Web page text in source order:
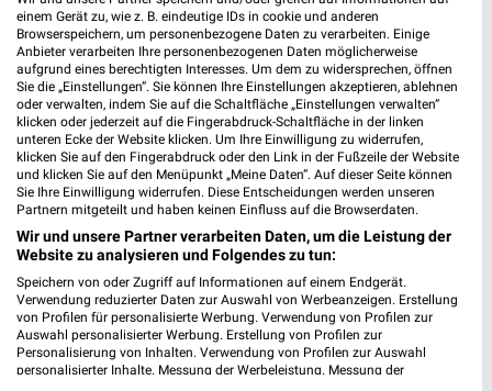
ALDI SÜD Prospekt für Frankfurt (Main)
ab Mo. den 10.08.
Gültig von 10. Aug. bis 15. Aug.
📅 Kalendereintrag erstellen
PROSPEKT BLÄTTERN
ANGEBOTE AB FREITAG ANGEBOTE AB DONNERSTAG ANGEBOTE
einem Gerät zu, wie z. B. eindeutige IDs in cookie und anderen
Browserspeichern, um personenbezogene Daten zu verarbeiten. Einige
Anbieter verarbeiten Ihre personenbezogenen Daten möglicherweise
aufgrund eines berechtigten Interesses. Um dem zu widersprechen, öffnen
Sie die „Einstellungen“. Sie können Ihre Einstellungen akzeptieren, ablehnen
oder verwalten, indem Sie auf die Schaltfläche „Einstellungen verwalten“
klicken oder jederzeit auf die Fingerabdruck-Schaltfläche in der linken
unteren Ecke der Website klicken. Um Ihre Einwilligung zu widerrufen,
klicken Sie auf den Fingerabdruck oder den Link in der Fußzeile der Website
und klicken Sie auf den Menüpunkt „Meine Daten“. Auf dieser Seite können
Sie Ihre Einwilligung widerrufen. Diese Entscheidungen werden unseren
Partnern mitgeteilt und haben keinen Einfluss auf die Browserdaten.
Wir und unsere Partner verarbeiten Daten, um die Leistung der
Website zu analysieren und Folgendes zu tun:
Speichern von oder Zugriff auf Informationen auf einem Endgerät.
Verwendung reduzierter Daten zur Auswahl von Werbeanzeigen. Erstellung
von Profilen für personalisierte Werbung. Verwendung von Profilen zur
Auswahl personalisierter Werbung. Erstellung von Profilen zur
Personalisierung von Inhalten. Verwendung von Profilen zur Auswahl
personalisierter Inhalte. Messung der Werbeleistung. Messung der